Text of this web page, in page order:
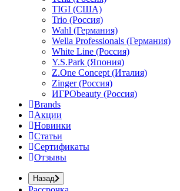
TIGI (США)
Trio (Россия)
Wahl (Германия)
Wella Professionals (Германия)
White Line (Россия)
Y.S.Park (Япония)
Z.One Concept (Италия)
Zinger (Россия)
ИГРОbeauty (Россия)
Brands
Акции
Новинки
Статьи
Сертификаты
Отзывы
Назад